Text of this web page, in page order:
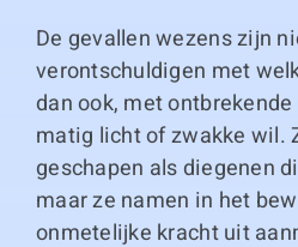
De gevallen wezens zijn
verontschuldigen met
dan ook, met
matig licht of zwakke wil.
geschapen als diegenen
maar ze namen in het
onmetelijke kracht uit